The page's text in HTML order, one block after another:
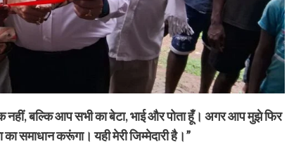
नहीं, बल्कि आप सभी का बेटा, भाई और पोता हूँ। अगर आप मुझे फिर
समाधान करूंगा। यही मेरी जिम्मेदारी है।”